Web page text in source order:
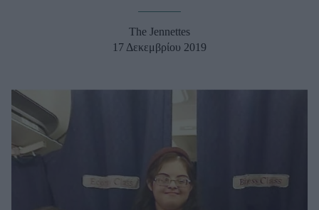
Beauty - Ομορφιά
Μαλλιά - Νύχια
Μακιγιάζ
Beauty News
Well being
The Jennettes
17 Δεκεμβρίου 2019